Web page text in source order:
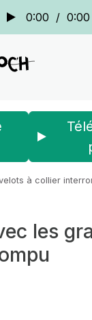
0:00 / 0:00
à collier
les